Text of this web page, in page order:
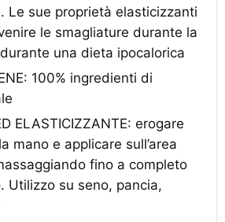
Le sue proprietà elasticizzanti
le smagliature durante la
una dieta ipocalorica
100% ingredienti di
ELASTICIZZANTE: erogare
mano e applicare sull’area
fino a completo
Utilizzo su seno, pancia,